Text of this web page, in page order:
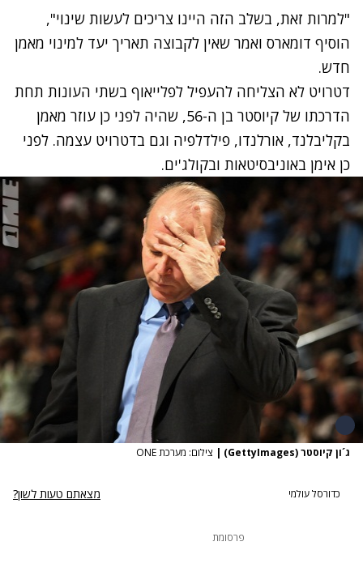
"למרות זאת, בשלב הזה היינו צריכים לעשות שינוי",
הוסיף דומארס ואמר שאין לקבוצה תאריך יעד למינוי מאמן
חדש.
דטרויט לא הצליחה להעפיל לפלייאוף בשתי העונות תחת
הדרכתו של קיוסטר בן ה-56, שהיה לפני כן עוזר מאמן
בקליבלנד, אורלנדו, פילדלפיה וגם בדטרויט עצמה. לפני
כן אימן באוניבסיטאות ובקולג'ים.
ג´ון קיוסטר (GettyImages) | צילום: מערכת ONE
כדורסל עולמי מצאתם טעות לשון?
פרסומת